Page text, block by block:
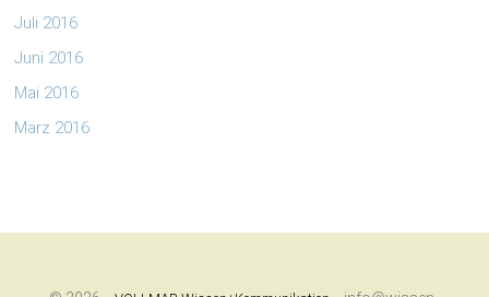
Juli 2016
Juni 2016
Mai 2016
März 2016